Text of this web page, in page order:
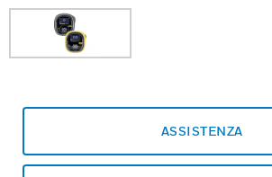
ASSISTENZA